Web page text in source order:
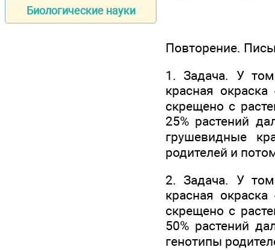
Биологические науки
Повторение.
1. Задача. У
красная
скрещено с
25% растений
грушевидные
родителей и
2. Задача. У
красная
скрещено с
50% растений
генотипы